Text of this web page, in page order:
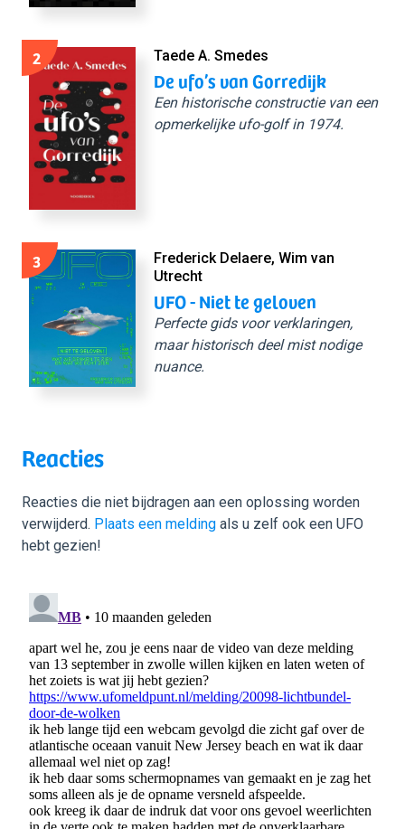
2 Taede A. Smedes
De ufo’s van Gorredijk
Een historische constructie van een
opmerkelijke ufo-golf in 1974.
3
Frederick Delaere, Wim van
Utrecht
UFO - Niet te geloven
Perfecte gids voor verklaringen,
maar historisch deel mist nodige
nuance.
Reacties
Reacties die niet bijdragen aan een oplossing worden
verwijderd. Plaats een melding als u zelf ook een UFO
hebt gezien!